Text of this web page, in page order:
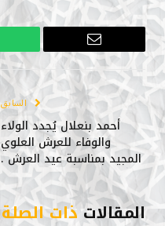
البريد
الإلكتروني
السابق
أحمد بنعلال يُجدد الولاء
والوفاء للعرش العلوي
المجيد بمناسبة عيد العرش .
المقالاتذات الصلة